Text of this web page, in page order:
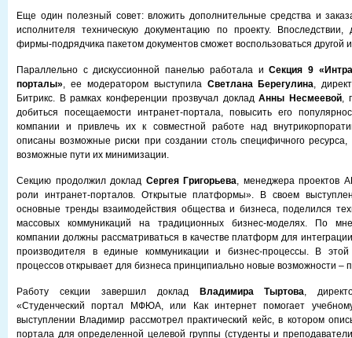
Еще один полезный совет: вложить дополнительные средства и
исполнителя техническую документацию по проекту.
фирмы-подрядчика пакетом документов сможет воспользоваться другой
Параллельно с дискуссионной панелью работала иСекция 9
порталы», ее модератором выступила Светлана Берегулина,
Битрикс. В рамках конференции прозвучал докладАнны Несмеевой,
добиться посещаемости интранет-портала, повысить его
компании и привлечь их к совместной работе над
описаны возможные риски при создании столь специфичного
возможные пути их минимизации.
Секцию продолжил доклад Сергея Григорьева, менеджера проектов
роли интранет-порталов. Открытые платформы». В своем
основные тренды взаимодействия общества и бизнеса, поделился
массовых коммуникаций на традиционных бизнес-моделях. По
компании должны рассматриваться в качестве платформ для
производителя в единые коммуникации и бизнес-процессы. В этой
процессов открывает для бизнеса принципиально новые возможности –
Работу секции завершил доклад Владимира Тыртова,
«Студенческий портал МФЮА, или Как интернет помогает
выступлении Владимир рассмотрел практический кейс, в котором
портала для определенной целевой группы (студенты и